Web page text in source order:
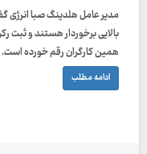
مدير عامل هلدینگ صبا انرژی
بالایی برخوردار هستند و
همین کارگران رقم خورده است.
ادامه مطلب